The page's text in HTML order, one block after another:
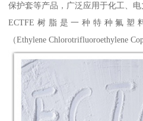
保护套等产品，广泛应用于化工、电
ECTFE树脂是一种特种氟
（Ethylene Chlorotrifluoroethylene